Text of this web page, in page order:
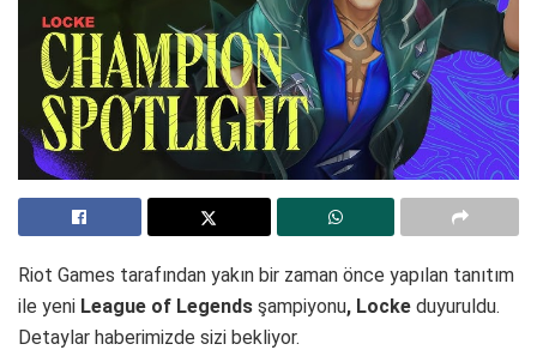
Riot Games tarafından yakın bir zaman önce yapılan tanıtım
ile yeni League of Legends şampiyonu, Locke duyuruldu.
Detaylar haberimizde sizi bekliyor.